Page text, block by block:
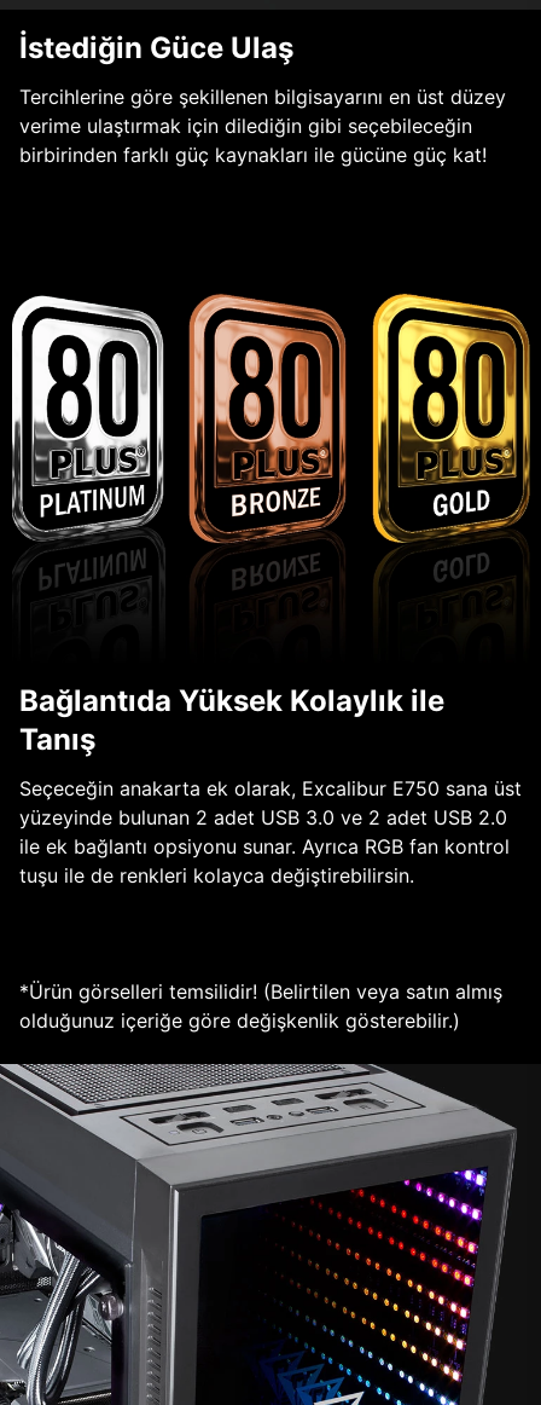
İstediğin Güce Ulaş
Tercihlerine göre şekillenen bilgisayarını en üst düzey
verime ulaştırmak için dilediğin gibi seçebileceğin
birbirinden farklı güç kaynakları ile gücüne güç kat!
Bağlantıda Yüksek Kolaylık ile
Tanış
Seçeceğin anakarta ek olarak, Excalibur E750 sana üst
yüzeyinde bulunan 2 adet USB 3.0 ve 2 adet USB 2.0
ile ek bağlantı opsiyonu sunar. Ayrıca RGB fan kontrol
tuşu ile de renkleri kolayca değiştirebilirsin.
*Ürün görselleri temsilidir! (Belirtilen veya satın almış
olduğunuz içeriğe göre değişkenlik gösterebilir.)